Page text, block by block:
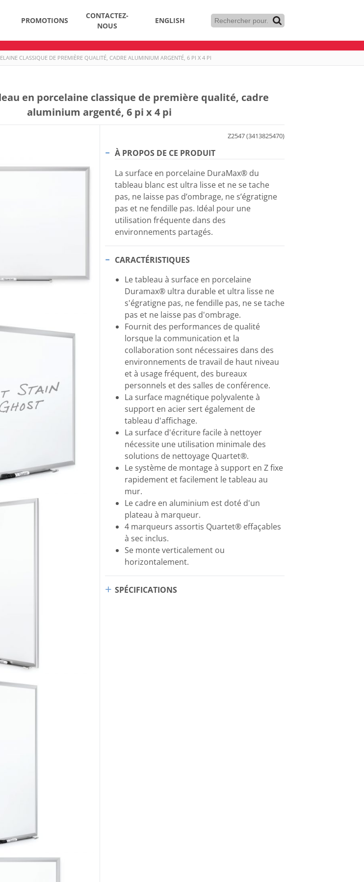
PROMOTIONS
CONTACTEZ-
NOUS
ENGLISH
CLASSIQUE DE PREMIÈRE QUALITÉ, CADRE ALUMINIUM ARGENTÉ, 6 PI X 4 PI
en porcelaine classique de première qualité, cadre
aluminium argenté, 6 pi x 4 pi
Z2547 (3413825470)
À PROPOS DE CE PRODUIT
La surface en porcelaine DuraMax® du
tableau blanc est ultra lisse et ne se tache
pas, ne laisse pas d’ombrage, ne s’égratigne
pas et ne fendille pas. Idéal pour une
utilisation fréquente dans des
environnements partagés.
CARACTÉRISTIQUES
Le tableau à surface en porcelaine
Duramax® ultra durable et ultra lisse ne
s'égratigne pas, ne fendille pas, ne se tache
pas et ne laisse pas d'ombrage.
Fournit des performances de qualité
lorsque la communication et la
collaboration sont nécessaires dans des
environnements de travail de haut niveau
et à usage fréquent, des bureaux
personnels et des salles de conférence.
La surface magnétique polyvalente à
support en acier sert également de
tableau d'affichage.
La surface d'écriture facile à nettoyer
nécessite une utilisation minimale des
solutions de nettoyage Quartet®.
Le système de montage à support en Z fixe
rapidement et facilement le tableau au
mur.
Le cadre en aluminium est doté d'un
plateau à marqueur.
4 marqueurs assortis Quartet® effaçables
à sec inclus.
Se monte verticalement ou
horizontalement.
SPÉCIFICATIONS